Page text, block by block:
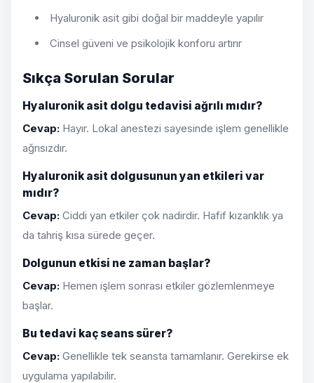
Hyaluronik asit gibi doğal bir maddeyle yapılır
Cinsel güveni ve psikolojik konforu artırır
Sıkça Sorulan Sorular
Hyaluronik asit dolgu tedavisi ağrılı mıdır?
Cevap: Hayır. Lokal anestezi sayesinde işlem genellikle
ağrısızdır.
Hyaluronik asit dolgusunun yan etkileri var
mıdır?
Cevap: Ciddi yan etkiler çok nadirdir. Hafif kızarıklık ya
da tahriş kısa sürede geçer.
Dolgunun etkisi ne zaman başlar?
Cevap: Hemen işlem sonrası etkiler gözlemlenmeye
başlar.
Bu tedavi kaç seans sürer?
Cevap: Genellikle tek seansta tamamlanır. Gerekirse ek
uygulama yapılabilir.